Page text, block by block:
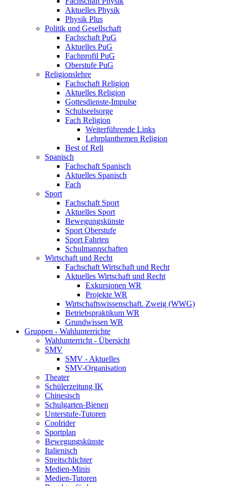
Aktuelles Physik
Physik Plus
Politik und Gesellschaft
Fachschaft PuG
Aktuelles PuG
Fachprofil PuG
Oberstufe PuG
Religionslehre
Fachschaft Religion
Aktuelles Religion
Gottesdienste-Impulse
Schulseelsorge
Fach Religion
Weiterführende Links
Lehrplanthemen Religion
Best of Reli
Spanisch
Fachschaft Spanisch
Aktuelles Spanisch
Fach
Sport
Fachschaft Sport
Aktuelles Sport
Bewegungskünste
Sport Oberstufe
Sport Fahrten
Schulmannschaften
Wirtschaft und Recht
Fachschaft Wirtschaft und Recht
Aktuelles Wirtschaft und Recht
Exkursionen WR
Projekte WR
Wirtschaftswissenschaft. Zweig (WWG)
Betriebspraktikum WR
Grundwissen WR
Gruppen - Wahlunterrichte
Wahlunterricht - Übersicht
SMV
SMV - Aktuelles
SMV-Organisation
Theater
Schülerzeitung IK
Chinesisch
Schulgarten-Bienen
Unterstufe-Tutoren
Coolrider
Sportplan
Bewegungskünste
Italienisch
Streitschlichter
Medien-Minis
Medien-Tutoren